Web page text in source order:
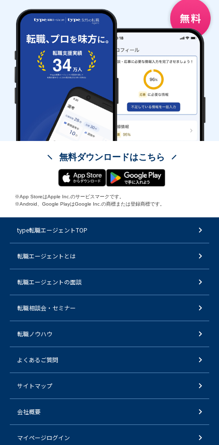
無料ダウンロードはこちら
※App StoreはApple Inc.のサービスマークです。
※Android、Google PlayはGoogle Inc.の商標または登録商標です。
type転職エージェントTOP
転職エージェントとは
転職エージェントの面談
転職相談会・セミナー
転職ノウハウ
よくあるご質問
サイトマップ
会社概要
マイページログイン